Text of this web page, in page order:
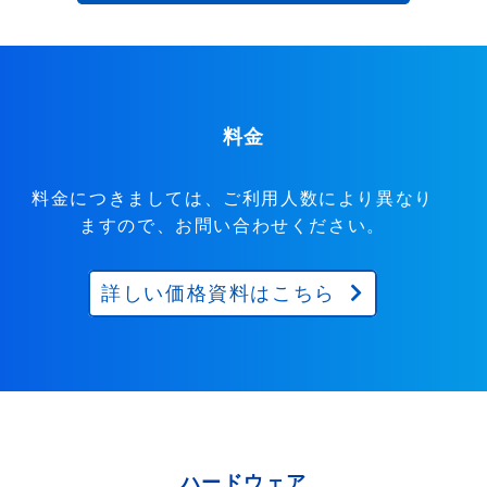
料金
料金につきましては、ご利用人数により異なり
ますので、お問い合わせください。
詳しい価格資料はこちら
ハードウェア